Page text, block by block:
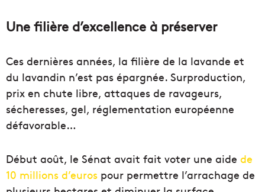
Une filière d’excellence à préserver
Ces dernières années, la filière de la lavande et
du lavandin n’est pas épargnée. Surproduction,
prix en chute libre, attaques de ravageurs,
sécheresses, gel, réglementation européenne
défavorable…
Début août, le Sénat avait fait voter une aide de
10 millions d’euros pour permettre l’arrachage de